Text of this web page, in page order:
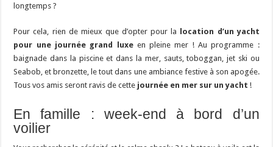
longtemps ?
Pour cela, rien de mieux que d’opter pour la
location d’un yacht
pour une journée grand luxeen pleine mer ! Au programme :
baignade dans la piscine et dans la mer, sauts, toboggan, jet ski ou
Seabob, et bronzette, le tout dans une ambiance festive à son apogée.
Tous vos amis seront ravis de cette journée en mer sur un yacht !
En famille : week-end à bord d’un
voilier